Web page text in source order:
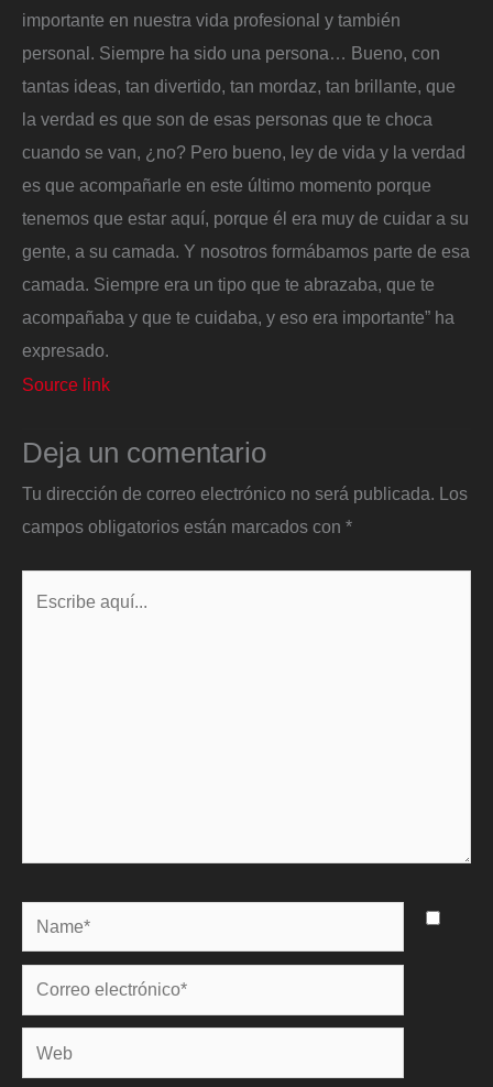
importante en nuestra vida profesional y también
personal. Siempre ha sido una persona… Bueno, con
tantas ideas, tan divertido, tan mordaz, tan brillante, que
la verdad es que son de esas personas que te choca
cuando se van, ¿no? Pero bueno, ley de vida y la verdad
es que acompañarle en este último momento porque
tenemos que estar aquí, porque él era muy de cuidar a su
gente, a su camada. Y nosotros formábamos parte de esa
camada. Siempre era un tipo que te abrazaba, que te
acompañaba y que te cuidaba, y eso era importante” ha
expresado.
Source link
Deja un comentario
Tu dirección de correo electrónico no será publicada. Los
campos obligatorios están marcados con *
Name*
Correo
electrónico*
Web